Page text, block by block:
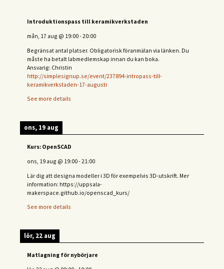
Introduktionspass till keramikverkstaden
mån, 17 aug @ 19:00-20:00
Begränsat antal platser. Obligatorisk föranmälan via länken. Du
måste ha betalt labmedlemskap innan du kan boka.
Ansvarig: Christin
http://simplesignup.se/event/237894-intropass-till-
keramikverkstaden-17-augusti
See more details
ons, 19 aug
Kurs: OpenSCAD
ons, 19 aug @ 19:00-21:00
Lär dig att designa modeller i 3D för exempelvis 3D-utskrift. Mer
information: https://uppsala-
makerspace.github.io/openscad_kurs/
See more details
lör, 22 aug
Matlagning för nybörjare